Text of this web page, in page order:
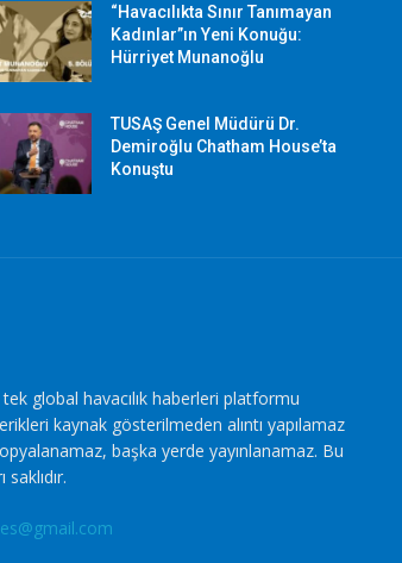
“Havacılıkta Sınır Tanımayan
Kadınlar”ın Yeni Konuğu:
Hürriyet Munanoğlu
TUSAŞ Genel Müdürü Dr.
Demiroğlu Chatham House’ta
Konuştu
global havacılık haberleri platformu
kaynak gösterilmeden alıntı yapılamaz
başka yerde yayınlanamaz. Bu